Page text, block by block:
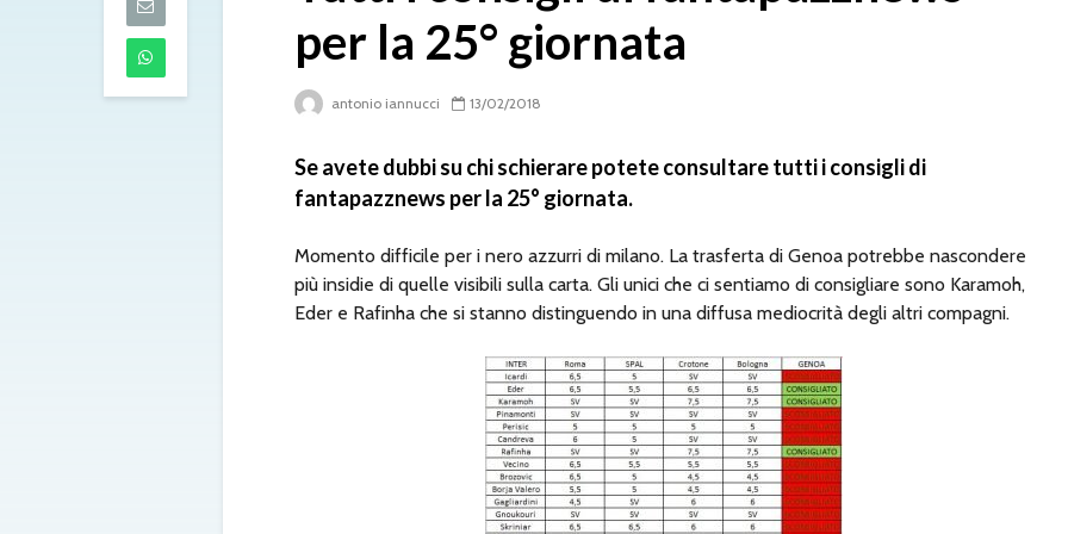
per la 25° giornata
antonio iannucci 13/02/2018
Se avete dubbi su chi schierare potete consultare tutti i consigli di
fantapazznews per la 25° giornata.
Momento difficile per i nero azzurri di milano. La trasferta di Genoa potrebbe nascondere
più insidie di quelle visibili sulla carta. Gli unici che ci sentiamo di consigliare sono Karamoh,
Eder e Rafinha che si stanno distinguendo in una diffusa mediocrità degli altri compagni.
Lazio, Ivanovic nel
Benfica
Spalletti prepara
Juventus-Inter:
squadra. Yildiz giocherà
di più»
Torino
radar azzurri
07/08/2026
alto: “L’obiettivo è lo
scudetto, ma servirà
07/08/2026
mediche
Kevin